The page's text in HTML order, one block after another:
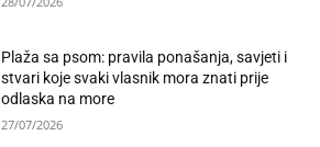
Plaža sa psom: pravila ponašanja, savjeti i
stvari koje svaki vlasnik mora znati prije
odlaska na more
27/07/2026